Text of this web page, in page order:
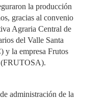
la producción
gracias al convenio
Agraria Central de
del Valle Santa
y la empresa Frutos
administración de la